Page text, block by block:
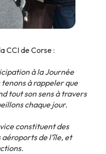
CCI de Corse :
à la Journée
tenons à rappeler que
tout son sens à travers
chaque jour.
constituent des
de l’île, et